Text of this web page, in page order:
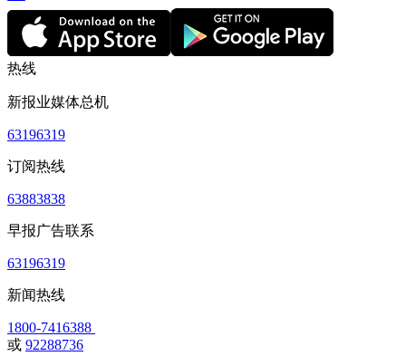
热线
新报业媒体总机
63196319
订阅热线
63883838
早报广告联系
63196319
新闻热线
1800-7416388
或 92288736